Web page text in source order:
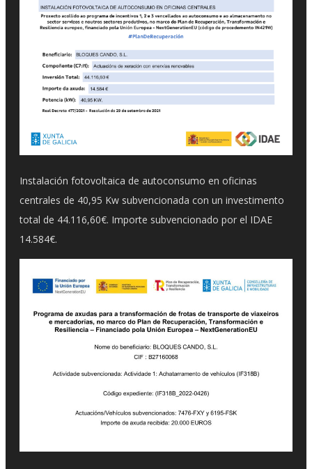
Instalación fotovoltaica de autoconsumo en oficinas
centrales de 40,95 Kw subvencionada con un investimento
total de 44.116,60€. Importe subvencionado por el IDAE
14.584€.